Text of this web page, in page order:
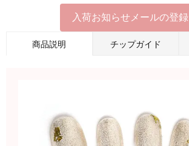
入荷お知らせメールの登録
商品説明 チップガイド